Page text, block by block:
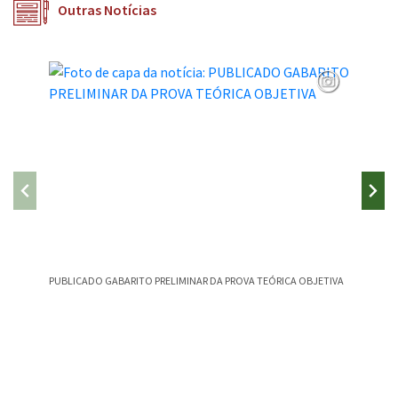
Outras Notícias
PUBLICADO GABARITO PRELIMINAR DA PROVA TEÓRICA OBJETIVA